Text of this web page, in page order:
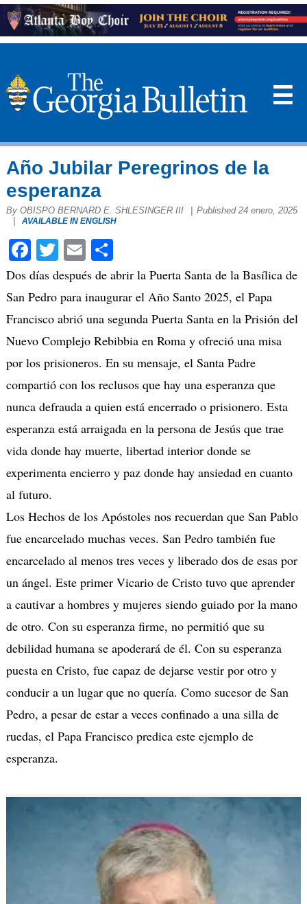
☰
Año Jubilar Peregrinos de la
esperanza
By OBISPO BERNARD E. SHLESINGER III
Published 24 enero, 2025
AVAILABLE IN ENGLISH
Facebook
Twitter
EmailCompartir
Dos días después de abrir la Puerta Santa de la Basílica de
San Pedro para inaugurar el Año Santo 2025, el Papa
Francisco abrió una segunda Puerta Santa en la Prisión del
Nuevo Complejo Rebibbia en Roma y ofreció una misa
por los prisioneros. En su mensaje, el Santa Padre
compartió con los reclusos que hay una esperanza que
nunca defrauda a quien está encerrado o prisionero. Esta
esperanza está arraigada en la persona de Jesús que trae
vida donde hay muerte, libertad interior donde se
experimenta encierro y paz donde hay ansiedad en cuanto
al futuro.
Los Hechos de los Apóstoles nos recuerdan que San Pablo
fue encarcelado muchas veces. San Pedro también fue
encarcelado al menos tres veces y liberado dos de esas por
un ángel. Este primer Vicario de Cristo tuvo que aprender
a cautivar a hombres y mujeres siendo guiado por la mano
de otro. Con su esperanza firme, no permitió que su
debilidad humana se apoderará de él. Con su esperanza
puesta en Cristo, fue capaz de dejarse vestir por otro y
conducir a un lugar que no quería. Como sucesor de San
Pedro, a pesar de estar a veces confinado a una silla de
ruedas, el Papa Francisco predica este ejemplo de
esperanza.